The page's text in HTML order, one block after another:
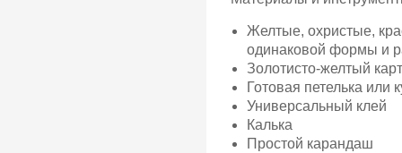
Желтые, охристые,
одинаковой формы и
Золотисто-желтый
Готовая петелька или
Универсальный клей
Калька
Простой карандаш